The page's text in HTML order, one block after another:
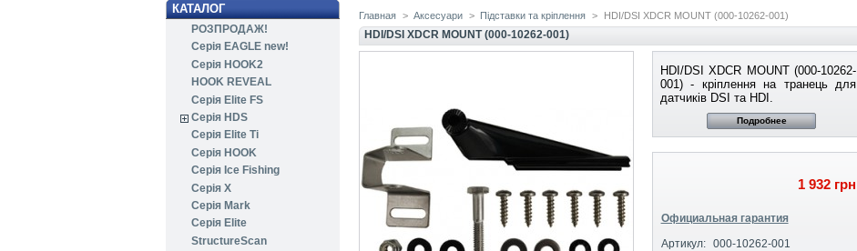
КАТАЛОГ
РОЗПРОДАЖ!
Серія EAGLE new!
Серія HOOK2
HOOK REVEAL
Серія Elite FS
Серія HDS
Серія Elite Ti
Серія HOOK
Серія Ice Fishing
Серія X
Серія Mark
Серія Elite
StructureScan
Главная > Аксесуари > Підставки та кріплення > HDI/DSI XDCR MOUNT (000-10262-001)
HDI/DSI XDCR MOUNT (000-10262-001)
HDI/DSI XDCR MOUNT (000-10262-
001) - кріплення на транець для
датчиків DSI та HDI.
Подробнее
1 932 грн
Официальная гарантия
Артикул:
000-10262-001